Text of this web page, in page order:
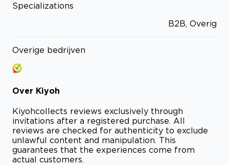
Specializations
B2B, Overig
Overige bedrijven
Over Kiyoh
Kiyohcollects reviews exclusively through
invitations after a registered purchase. All
reviews are checked for authenticity to exclude
unlawful content and manipulation. This
guarantees that the experiences come from
actual customers.